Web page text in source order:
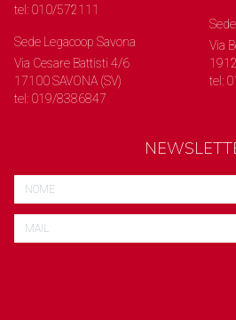
tel: 010/572111
Sede Legacoop Savona
Via Cesare Battisti 4/6
17100 SAVONA (SV)
tel: 019/8386847
Via
tel: